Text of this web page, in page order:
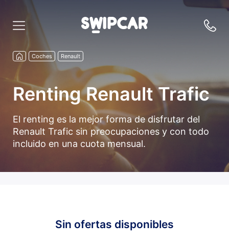
Coches Renault
Renting Renault Trafic
El renting es la mejor forma de disfrutar del
Renault Trafic sin preocupaciones y con todo
incluido en una cuota mensual.
Sin ofertas disponibles